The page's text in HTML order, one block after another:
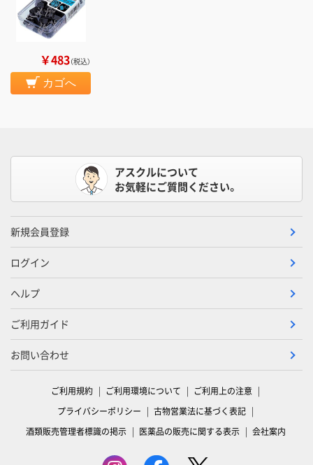
￥483（税込）
カゴへ
アスクルについて
お気軽にご質問ください。
新規会員登録
ログイン
ヘルプ
ご利用ガイド
お問い合わせ
ご利用規約 ご利用環境について
ご利用上の注意
プライバシーポリシー
古物営業法に基づく表記
酒類販売管理者標識の掲示
医薬品の販売に関する表示 会社案内